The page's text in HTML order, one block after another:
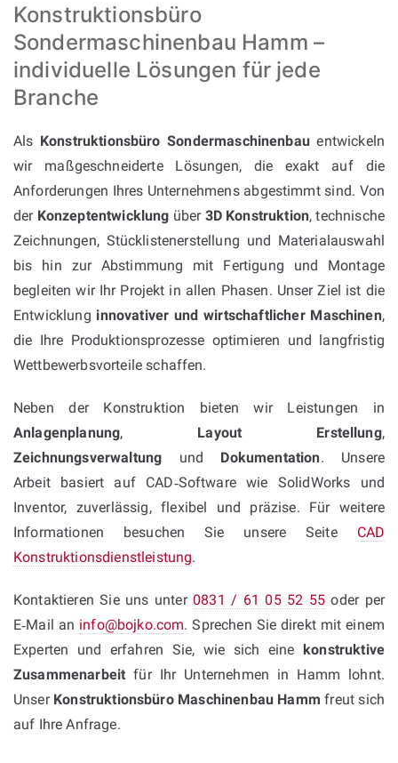
Konstruktionsbüro
Sondermaschinenbau Hamm –
individuelle Lösungen für jede
Branche
Als Konstruktionsbüro Sondermaschinenbauentwickeln
wir maßgeschneiderte Lösungen, die exakt auf die
Anforderungen Ihres Unternehmens abgestimmt sind. Von
der Konzeptentwicklung über 3D Konstruktion, technische
Zeichnungen, Stücklistenerstellung und Materialauswahl
bis hin zur Abstimmung mit Fertigung und Montage
begleiten wir Ihr Projekt in allen Phasen. Unser Ziel ist die
Entwicklung innovativer und wirtschaftlicher Maschinen,
die Ihre Produktionsprozesse optimieren und langfristig
Wettbewerbsvorteile schaffen.
Neben der Konstruktion bieten wir Leistungen in
Anlagenplanung, Layout Erstellung,
Zeichnungsverwaltung und Dokumentation. Unsere
Arbeit basiert auf CAD‑Software wie SolidWorks und
Inventor, zuverlässig, flexibel und präzise. Für weitere
Informationen besuchen Sie unsere Seite CAD
Konstruktionsdienstleistung.
Kontaktieren Sie uns unter0831 / 61 05 52 55 oder per
E‑Mail an info@bojko.com. Sprechen Sie direkt mit einem
Experten und erfahren Sie, wie sich eine
konstruktive
Zusammenarbeit für Ihr Unternehmen in Hamm lohnt.
Unser Konstruktionsbüro Maschinenbau Hamm freut sich
auf Ihre Anfrage.